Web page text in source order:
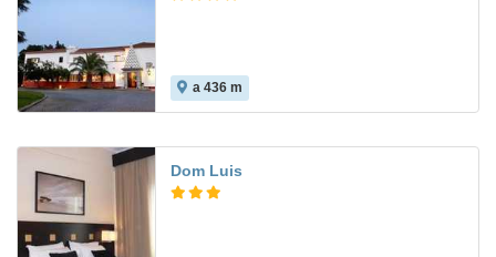
a 436 m
Dom Luis